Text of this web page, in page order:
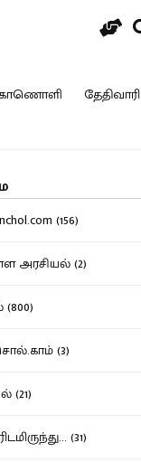
காணொளி தேதிவாரி
(156)
அரசியல் (2)
(3)
(21)
(31)